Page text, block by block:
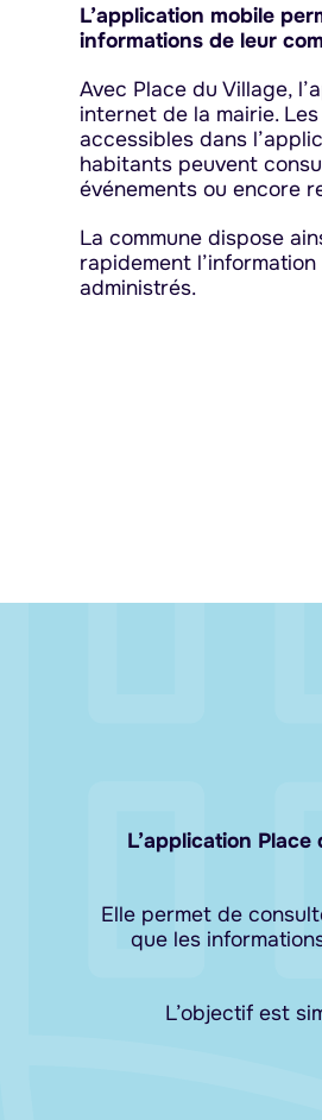
L’application mobile
informations de leur
Avec Place du Village,
internet de la mairie.
accessibles dans
habitants peuvent
événements ou encore
La commune dispose
rapidement
administrés.
L’application
Elle permet de
que les
L’objectif est